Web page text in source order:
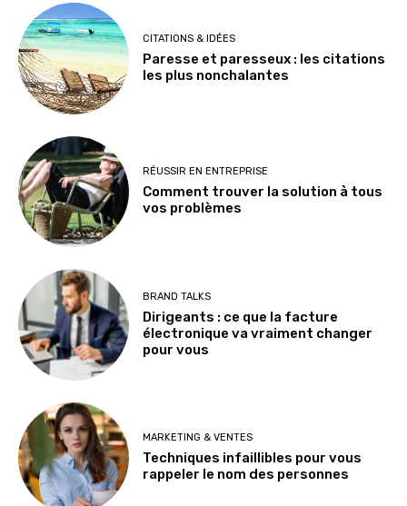
CITATIONS & IDÉES
Paresse et paresseux : les citations
les plus nonchalantes
RÉUSSIR EN ENTREPRISE
Comment trouver la solution à tous
vos problèmes
BRAND TALKS
Dirigeants : ce que la facture
électronique va vraiment changer
pour vous
MARKETING & VENTES
Techniques infaillibles pour vous
rappeler le nom des personnes